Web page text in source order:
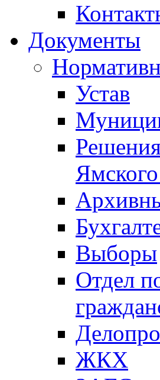
Документы
Устав
Выборы
Отдел
ЖКХ